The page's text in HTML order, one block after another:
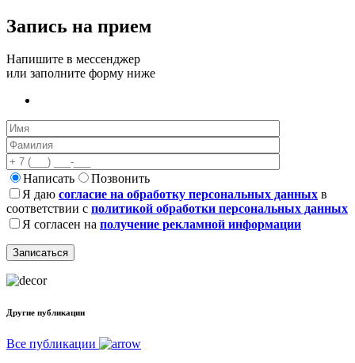
Запись на прием
Напишите в мессенджер
или заполните форму ниже
Написать
Позвонить
Я даю согласие на обработку персональных данных в
соответствии с политикой обработки персональных данных
Я согласен на получение рекламной информации
Другие публикации
Все публикации